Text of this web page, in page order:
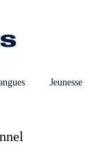
Jeunesse